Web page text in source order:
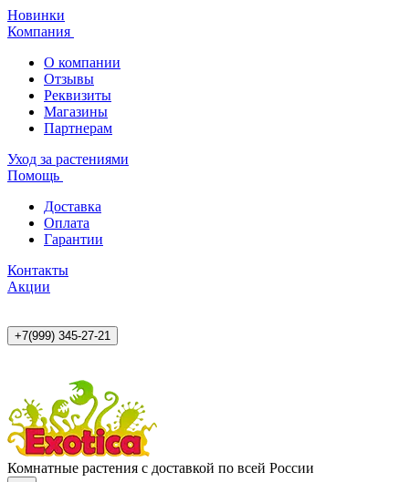
Новинки
Компания
О компании
Отзывы
Реквизиты
Магазины
Партнерам
Уход за растениями
Помощь
Доставка
Оплата
Гарантии
Контакты
Акции
+7(999) 345-27-21
Комнатные растения с доставкой по всей России